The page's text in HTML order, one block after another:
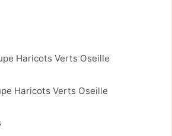
Haricots Verts Oseille
Haricots Verts Oseille